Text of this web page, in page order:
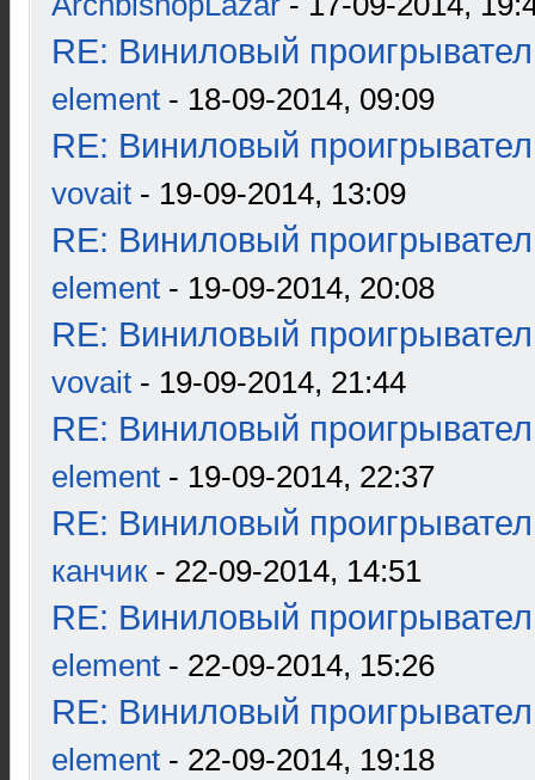
RE: Виниловый
element - 18-09-2014, 09:09
RE: Виниловый
vovait - 19-09-2014, 13:09
RE: Виниловый
element - 19-09-2014, 20:08
RE: Виниловый
vovait - 19-09-2014, 21:44
RE: Виниловый
element - 19-09-2014, 22:37
RE: Виниловый
канчик- 22-09-2014, 14:51
RE: Виниловый
element - 22-09-2014, 15:26
RE: Виниловый
element - 22-09-2014, 19:18